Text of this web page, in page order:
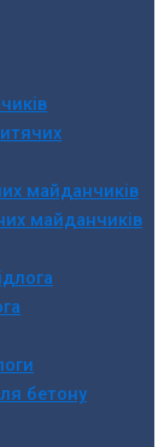
майданчиків
майданчиків
бетону